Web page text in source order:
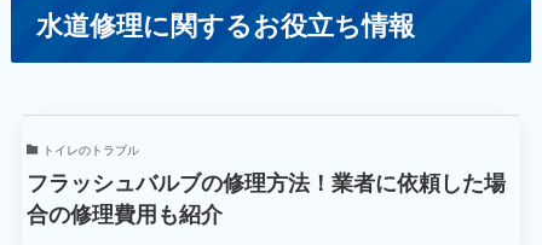
水道修理に関するお役立ち情報
トイレのトラブル
フラッシュバルブの修理方法！業者に依頼した場
合の修理費用も紹介